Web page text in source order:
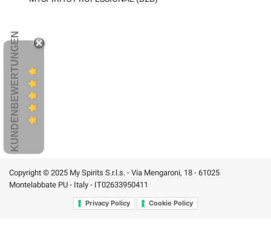
KUNDENBEWERTUNGEN
Copyright © 2025 My Spirits S.r.l.s. - Via Mengaroni, 18 - 61025
Montelabbate PU - Italy - IT02633950411
Privacy Policy Cookie Policy